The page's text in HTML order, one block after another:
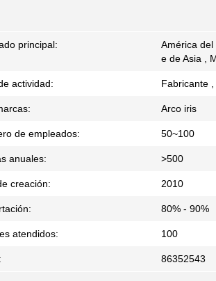
principal:
América
e de Asia ,
actividad: Fabricante
Arco iris
de empleados: 50~100
anuales: >500
creación: 2010
80% - 90%
atendidos: 100
86352543